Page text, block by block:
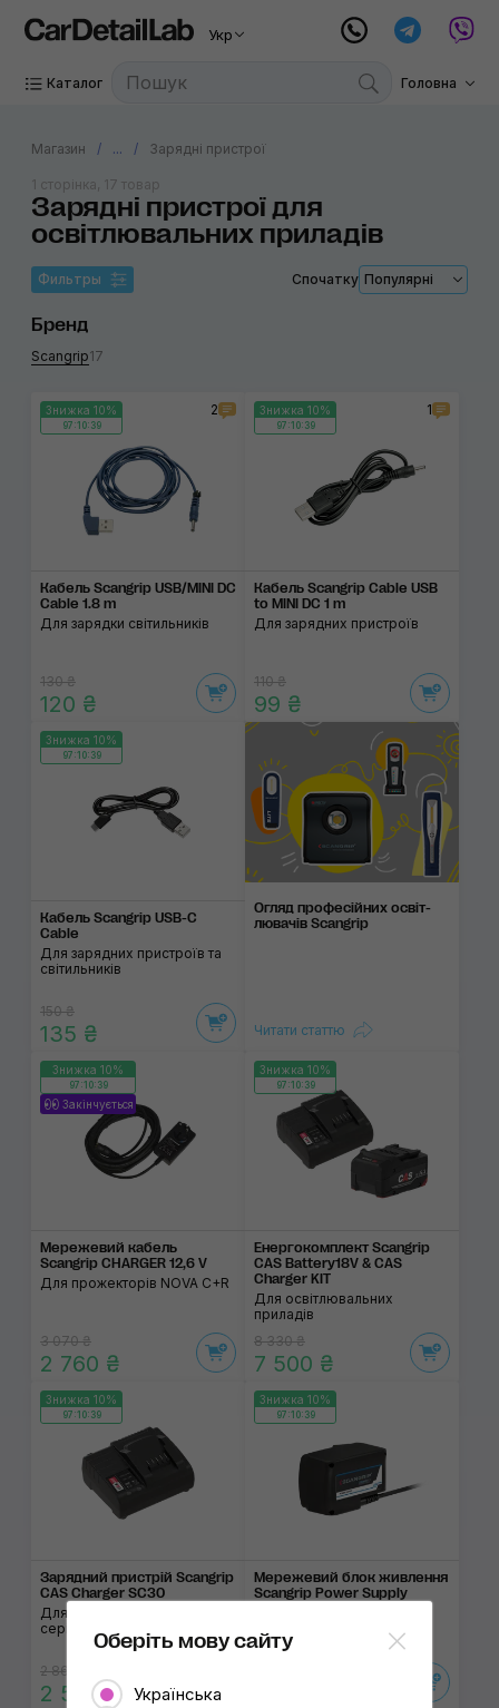
Укр
Каталог Головна
Магазин ... Зарядні пристрої
Зарядні пристрої для
освітлювальних приладів
1 сторінка, 17 товар
Фильтры Спочатку Популярні
Бренд
Scangrip17
Знижка 10%
97:10:39
2
Кабель Scangrip USB/MINI DC
Cable 1.8 m
Для зарядки світильників
130 ₴
120 ₴
Знижка 10%
97:10:39
1
Кабель Scangrip Cable USB
to MINI DC 1 m
Для зарядних пристроїв
110 ₴
99 ₴
Знижка 10%
97:10:39
Кабель Scangrip USB-C
Cable
Для зарядних пристроїв та
світильників
150 ₴
135 ₴
Огляд професій­них освіт­
люва­чів Scangrip
Читати статтю
Знижка 10%
97:10:39
Закінчується
Мережевий кабель
Scangrip CHARGER 12,6 V
Для прожекторів NOVA C+R
3 070 ₴
2 760 ₴
Знижка 10%
97:10:39
Енергокомплект Scangrip
CAS Battery18V & CAS
Charger KIT
Для освітлювальних
приладів
8 330 ₴
7 500 ₴
Знижка 10%
97:10:39
Зарядний пристрій Scangrip
CAS Charger SC30
Для акумуляторних батарей
серії CAS
2 860 ₴
2 570 ₴
Знижка 10%
97:10:39
Мережевий блок живлення
Scangrip Power Supply
Connect та CAS
Оберіть мову сайту
Українська